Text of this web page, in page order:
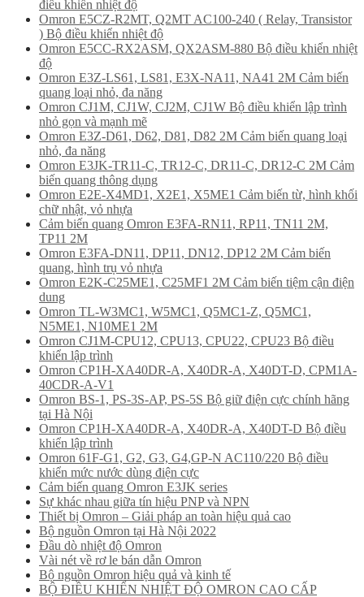
điều khiển nhiệt độ
Omron E5CZ-R2MT, Q2MT AC100-240 ( Relay, Transistor
) Bộ điều khiển nhiệt độ
Omron E5CC-RX2ASM, QX2ASM-880 Bộ điều khiển nhiệt
độ
Omron E3Z-LS61, LS81, E3X-NA11, NA41 2M Cảm biến
quang loại nhỏ, đa năng
Omron CJ1M, CJ1W, CJ2M, CJ1W Bộ điều khiển lập trình
nhỏ gọn và mạnh mẽ
Omron E3Z-D61, D62, D81, D82 2M Cảm biến quang loại
nhỏ, đa năng
Omron E3JK-TR11-C, TR12-C, DR11-C, DR12-C 2M Cảm
biến quang thông dụng
Omron E2E-X4MD1, X2E1, X5ME1 Cảm biến từ, hình khối
chữ nhật, vỏ nhựa
Cảm biến quang Omron E3FA-RN11, RP11, TN11 2M,
TP11 2M
Omron E3FA-DN11, DP11, DN12, DP12 2M Cảm biến
quang, hình trụ vỏ nhựa
Omron E2K-C25ME1, C25MF1 2M Cảm biến tiệm cận điện
dung
Omron TL-W3MC1, W5MC1, Q5MC1-Z, Q5MC1,
N5ME1, N10ME1 2M
Omron CJ1M-CPU12, CPU13, CPU22, CPU23 Bộ điều
khiển lập trình
Omron CP1H-XA40DR-A, X40DR-A, X40DT-D, CPM1A-
40CDR-A-V1
Omron BS-1, PS-3S-AP, PS-5S Bộ giữ điện cực chính hãng
tại Hà Nội
Omron CP1H-XA40DR-A, X40DR-A, X40DT-D Bộ điều
khiển lập trình
Omron 61F-G1, G2, G3, G4,GP-N AC110/220 Bộ điều
khiển mức nước dùng điện cực
Cảm biến quang Omron E3JK series
Sự khác nhau giữa tín hiệu PNP và NPN
Thiết bị Omron – Giải pháp an toàn hiệu quả cao
Bộ nguồn Omron tại Hà Nội 2022
Đầu dò nhiệt độ Omron
Vài nét về rơ le bán dẫn Omron
Bộ nguồn Omron hiệu quả và kinh tế
BỘ ĐIỀU KHIỂN NHIỆT ĐỘ OMRON CAO CẤP